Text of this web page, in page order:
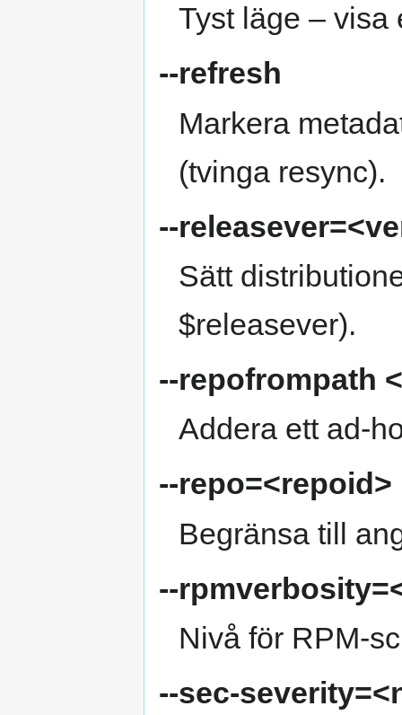
Tyst läge – visa
--refresh
Markera
(tvinga resync).
--
Sätt
$releasever).
--repofrompath
Addera ett
--repo=<repoid>
Begränsa till
--
Nivå för
--sec-